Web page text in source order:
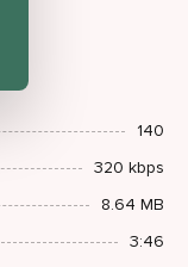
140
320 kbps
8.64 MB
3:46